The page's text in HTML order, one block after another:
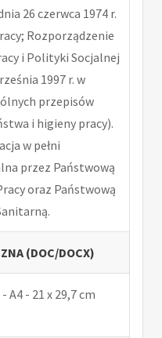
26 czerwca 1974 r.
Rozporządzenie
i Polityki Socjalnej
1997 r. w
przepisów
i higieny pracy).
w pełni
przez Państwową
oraz Państwową
(DOC/DOCX)
A4 - 21 x 29,7 cm